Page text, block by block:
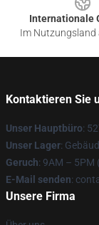
Internationale
Im Nutzungsland
Kontaktieren Sie
Unser Hauptbüro:
Unser Lager:
Geruch: 9AM – 5PM
E-Mail senden:
Unsere Firma